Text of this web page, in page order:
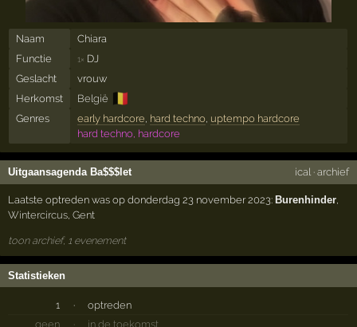
Naam
Chiara
Functie
1× DJ
Geslacht
vrouw
Herkomst
België 🇧🇪
Genres early hardcore hard techno, uptempo hardcore
hard techno, hardcore
Uitgaansagenda Ba$$$let ical· archief
Laatste optreden was op donderdag 23 november 2023: Burenhinder
Wintercircus ,Gent
toon archief, 1 evenement
Statistieken
1 ·
optreden
geen
· in de toekomst